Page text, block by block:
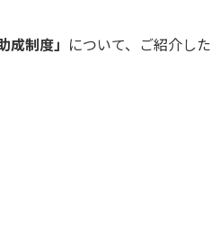
成制度」
について、ご紹介した